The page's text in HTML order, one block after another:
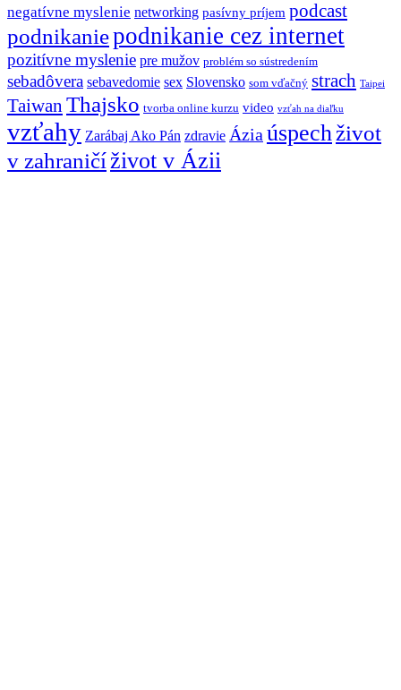
negatívne myslenie networking pasívny príjem podcast
podnikaniepodnikanie cez internet
pozitívne myslenie pre mužov problém so sústredením
sebadôvera sebavedomie sex Slovensko som vďačný strach Taipei
Taiwan Thajsko tvorba online kurzu video vzťah na diaľku
vzťahy Zarábaj Ako Pán zdravie Ázia úspech život
v zahraničíživot v Ázii